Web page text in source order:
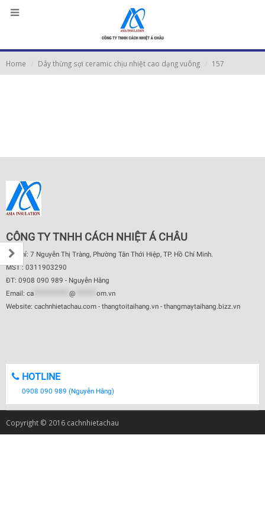
Home Dây thừng sợi ceramic chịu nhiệt cao dạng vuông 157
CÔNG TY TNHH CÁCH NHIỆT Á CHÂU
Địa chỉ: 7 Nguyễn Thị Tràng, Phường Tân Thới Hiệp, TP. Hồ Chí Minh.
MST : 0311903290
ĐT: 0908 090 989 - Nguyễn Hằng
Email: ca @
om.vn
Website: cachnhietachau.com - thangtoitaihang.vn - thangmaytaihang.bizz.vn
HOTLINE
0908 090 989 (Nguyễn Hằng)
Copyright © 2016 cachnhietachau